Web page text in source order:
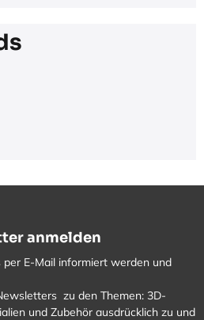
anmelden
E-Mail informiert werden und
zu den Themen: 3D-
und Zubehör ausdrücklich zu und